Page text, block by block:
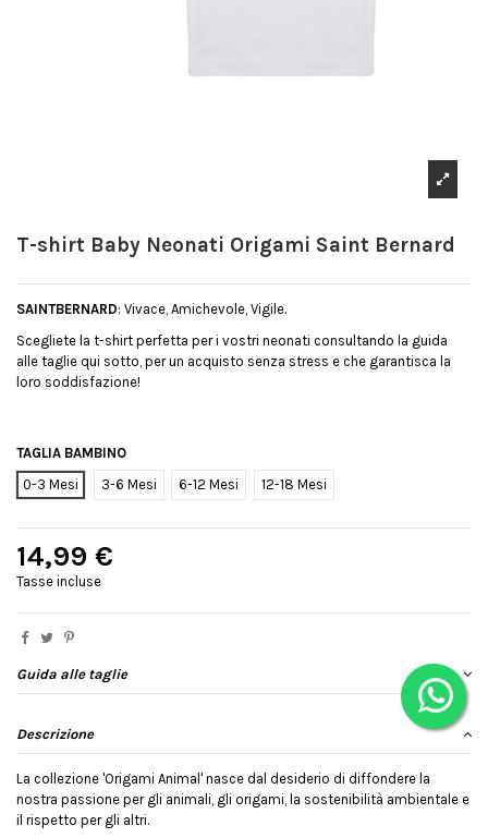
T-shirt Baby Neonati Origami Saint Bernard
SAINTBERNARD: Vivace, Amichevole, Vigile.
Scegliete la t-shirt perfetta per i vostri neonati consultando la guida
alle taglie qui sotto, per un acquisto senza stress e che garantisca la
loro soddisfazione!
TAGLIA BAMBINO
0-3 Mesi
3-6 Mesi 6-12 Mesi 12-18 Mesi
14,99 €
Tasse incluse
Guida alle taglie
Descrizione
La collezione 'Origami Animal' nasce dal desiderio di diffondere la
nostra passione per gli animali, gli origami, la sostenibilità ambientale e
il rispetto per gli altri.